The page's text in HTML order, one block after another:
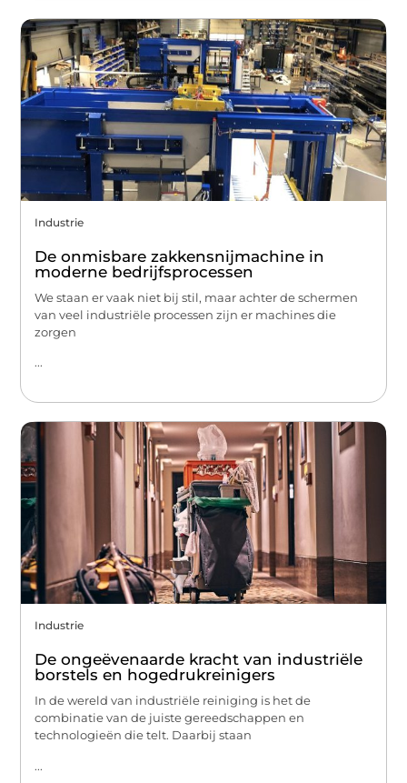
Industrie
De onmisbare zakkensnijmachine in
moderne bedrijfsprocessen
We staan er vaak niet bij stil, maar achter de schermen
van veel industriële processen zijn er machines die
zorgen
...
Industrie
De ongeëvenaarde kracht van industriële
borstels en hogedrukreinigers
In de wereld van industriële reiniging is het de
combinatie van de juiste gereedschappen en
technologieën die telt. Daarbij staan
...